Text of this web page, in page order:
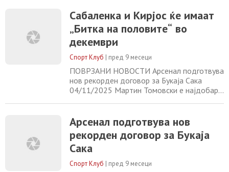
голман во втората Бундеслига!
04/11/2025 Стефано Пиоли доби отказ
04/11/2025
Сабаленка и Кирјос ќе имаат
„Битка на половите“ во
декември
Спорт Клуб | пред 9 месеци
ПОВРЗАНИ НОВОСТИ Арсенал подготвува
нов рекорден договор за Букаја Сака
04/11/2025 Мартин Томовски е најдобар
04/11/2025 Спанулис и во иднина ќе ја
предводи Грција 04/11/2025
Арсенал подготвува нов
рекорден договор за Букаја
Сака
Спорт Клуб | пред 9 месеци